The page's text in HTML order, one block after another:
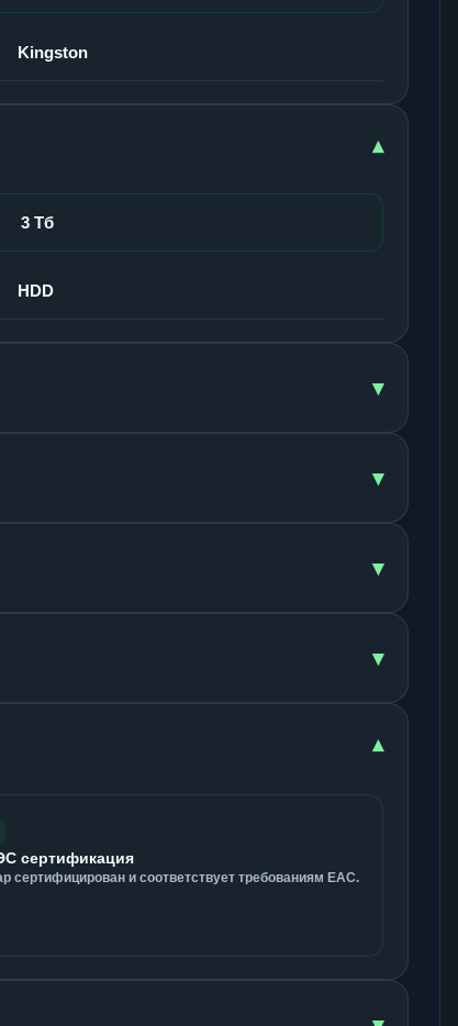
Kingston
▾
3 Тб
HDD
▾
▾
▾
▾
▾
сертификация
сертифицирован и соответствует требованиям ЕАС.